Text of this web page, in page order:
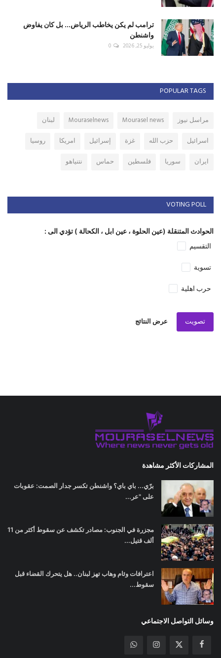
ترامب لم يكن يخاطب الرياض... بل كان يفاوض
واشنطن
يوليو 25, 2026 0
POPULAR TAGS
مراسل نيوز Mourasel news
Mouraselnews
لبنان
اسرائيل
حزب الله غزة إسرائيل امريكا
روسيا
ايران
سوريا فلسطين حماس نتنياهو
VOTING POLL
الحوادث المتنقلة (عين الحلوة ، عين ابل ، الكحالة ) تؤدي الى :
التقسيم
تسوية
حرب اهلية
تصويت عرض النتائج
المشاركات الأكثر مشاهدة
برّي... باي باي؟ واشنطن تكسر جدار الصمت: عقوبات
على "عر...
مجزرة في الجنوب: مصادر تكشف عن سقوط أكثر من 11
ألف قتيل...
اعترافات وئام وهاب تهز لبنان.. هل يتحرك القضاء قبل
سقوط...
وسائل التواصل الاجتماعي